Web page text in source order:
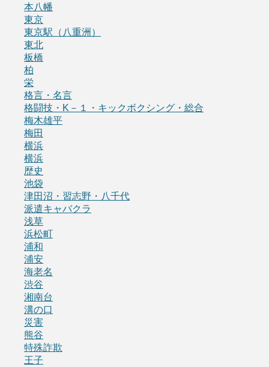
本八幡
東京
東京駅（八重洲）
東北
板橋
柏
栄
格言・名言
格闘技・K－１・キックボクシング・総合
梅木雄平
梅田
横浜
横浜
歴史
池袋
津田沼・習志野・八千代
派遣キャバクラ
浅草
浜松町
浦和
浦安
海老名
渋谷
湘南台
溝の口
災害
熊谷
特殊詐欺
王子